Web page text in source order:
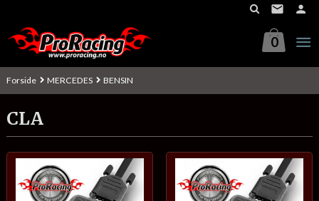
innholdet
0
Forside MERCEDES BENSIN
CLA